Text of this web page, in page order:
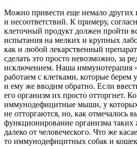
Можно привести еще немало других
и несоответствий. К примеру,
клеточный продукт должен пройти
испытания на мелких и крупных
как и любой лекарственный
сделать это просто невозможно, за
исключением. Наша иммунотерапия
работаем с клетками, которые берем
и ему же вводим обратно. Если
его организм их просто отторгнет.
иммунодефицитные мыши, у которых
не отторгаются, но, как отмечалось
функционирование организма
далеко от человеческого. Что же
то иммунодефицитных собак и кошек